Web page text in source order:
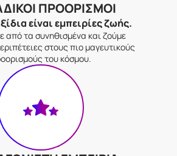
ΠΡΟΟΡΙΣΜΟΙ
είναι εμπειρίες ζωής.
από τα συνηθισμένα και ζούμε
στους πιο μαγευτικούς
του κόσμου.